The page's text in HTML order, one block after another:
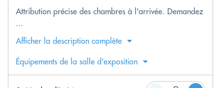
Attribution précise des chambres à l'arrivée. Demandez
...
Afficher la description complète
Équipements de la salle d'exposition